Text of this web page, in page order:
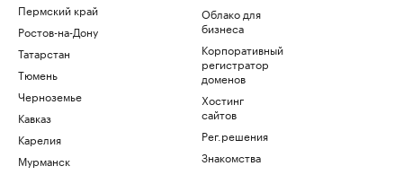
Пермский край
Ростов-на-Дону
Татарстан
Тюмень
Черноземье
Кавказ
Карелия
Мурманск
Облако для
бизнеса
Корпоративный
регистратор
доменов
Хостинг
сайтов
Рег.решения
Знакомства